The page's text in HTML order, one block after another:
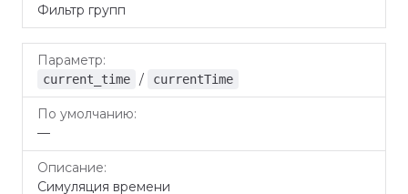
Фильтр групп
current_time / currentTime
—
Симуляция времени